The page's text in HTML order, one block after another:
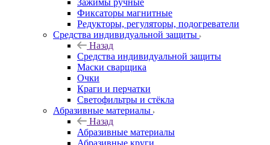
Зажимы ручные
Фиксаторы магнитные
Редукторы, регуляторы, подогреватели
Средства индивидуальной защиты
Назад
Средства индивидуальной защиты
Маски сварщика
Очки
Краги и перчатки
Светофильтры и стёкла
Абразивные материалы
Назад
Абразивные материалы
Абразивные круги